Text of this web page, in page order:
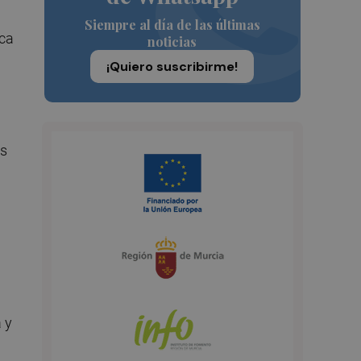
Siempre al día de las últimas
noticias
¡Quiero suscribirme!
y